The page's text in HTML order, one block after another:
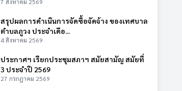
สรุปผลการดำเนินการจัดซื้อจัดจ้าง ของเทศบาล
ตำบลภูวง ประจำเดือ...
4 สิงหาคม 2569
ประกาศฯ เรียกประชุมสภาฯ สมัยสามัญ สมัยที่
3 ประจำปี 2569
27 กรกฎาคม 2569